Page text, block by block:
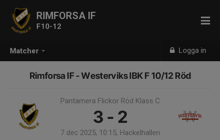
Matcher Logga in
RIMFORSA IF
F10-12
Rimforsa IF - Westerviks IBK F 10/12 Röd
Pantamera Flickor Röd Klass C
3 - 2
7 dec 2025, 10:15, Hackelhallen